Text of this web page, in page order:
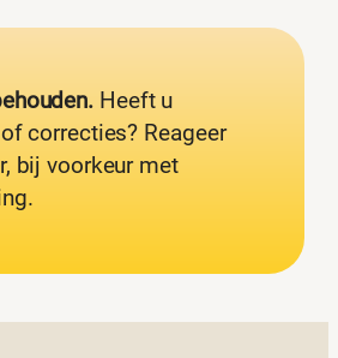
Heeft u
correcties? Reageer
bij voorkeur met